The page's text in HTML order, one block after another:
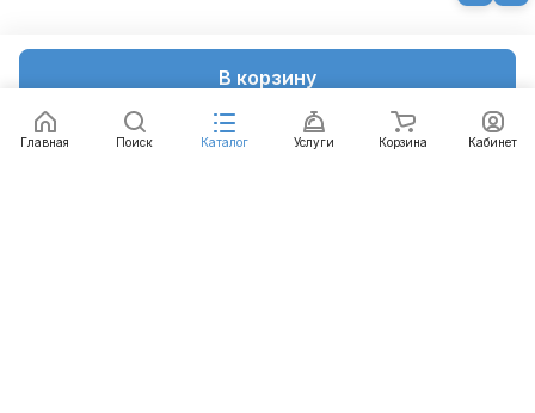
В корзину
Главная Поиск Каталог Услуги Корзина Кабинет